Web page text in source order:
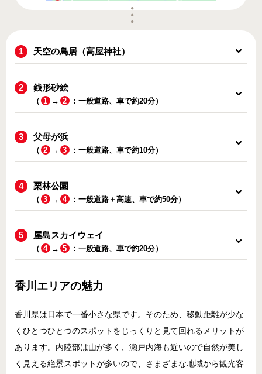
天空の鳥居（高屋神社）
銭形砂絵
（ 1 → 2 ：一般道路、車で約20分）
父母が浜
（ 2 → 3 ：一般道路、車で約10分）
栗林公園
（ 3 → 4 ：一般道路＋高速、車で約50分）
屋島スカイウェイ
（ 4 → 5 ：一般道路、車で約20分）
香川エリアの魅力
香川県は日本で一番小さな県です。そのため、移動距離が少な
くひとつひとつのスポットをじっくりと見て回れるメリットが
あります。内陸部は山が多く、瀬戸内海も近いので自然が美し
く見える絶景スポットが多いので、さまざまな地域から観光客